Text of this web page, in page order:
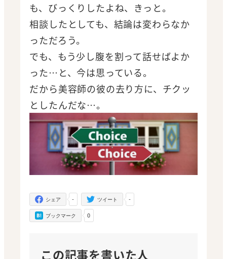
も、びっくりしたよね、きっと。
相談したとしても、結論は変わらなか
っただろう。
でも、もう少し腹を割って話せばよか
った…と、今は思っている。
だから美容師の彼の去り方に、チクッ
としたんだな…。
-
シェア -
ツイート
0
ブックマーク
この記事を書いた人